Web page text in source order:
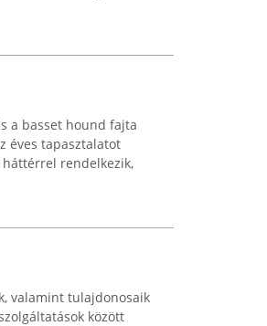
a basset hound fajta
éves tapasztalatot
rendelkezik,
valamint tulajdonosaik
között